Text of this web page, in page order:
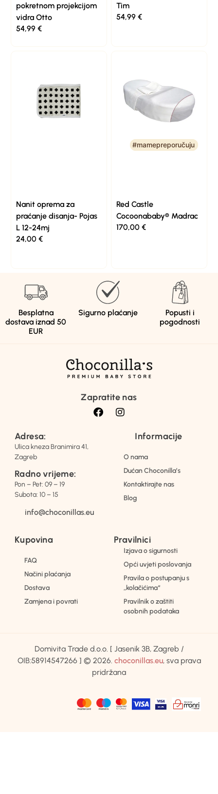
pokretnom projekcijom
vidra Otto
54,99€
Tim
54,99 €
Nanit oprema za
praćanje disanja- Pojas
L 12-24mj
24,00€
#mamepreporučuju
#mamepreporučuju
Red Castle
Cocoonababy® Madrac
170,00 €
Besplatna
dostava iznad 50
EUR
Sigurno plaćanje
Popusti i
pogodnosti
Zapratite nas
Adresa:
Ulica kneza Branimira 41,
Zagreb
Radno vrijeme:
Pon – Pet: 09 – 19
Subota: 10 – 15
info@choconillas.eu
Informacije
O nama
Dućan Choconilla’s
Kontaktirajte nas
Blog
Kupovina
FAQ
Načini plaćanja
Dostava
Zamjena i povrati
Pravilnici
Izjava o sigurnosti
Opći uvjeti poslovanja
Pravila o postupanju s
„kolačićima“
Pravilnik o zaštiti
osobnih podataka
Domivita Trade d.o.o. [ Jasenik 3B, Zagreb /
OIB:58914547266 ] © 2026. choconillas.eu, sva prava
pridržana